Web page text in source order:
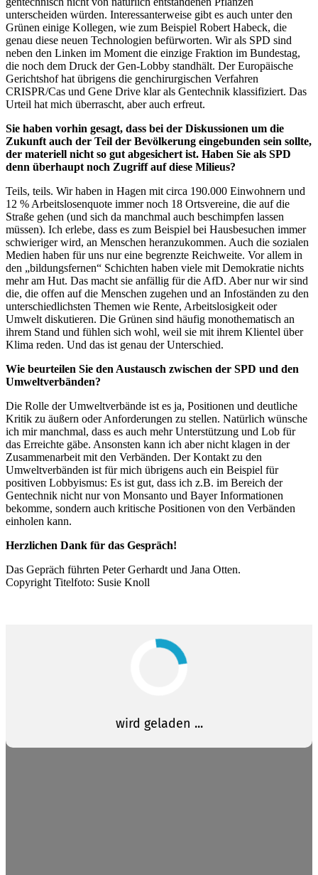
unterscheiden würden. Interessanterweise gibt es auch unter den
Grünen einige Kollegen, wie zum Beispiel Robert Habeck, die
genau diese neuen Technologien befürworten. Wir als SPD sind
neben den Linken im Moment die einzige Fraktion im Bundestag,
die noch dem Druck der Gen-Lobby standhält. Der Europäische
Gerichtshof hat übrigens die genchirurgischen Verfahren
CRISPR/Cas und Gene Drive klar als Gentechnik klassifiziert. Das
Urteil hat mich überrascht, aber auch erfreut.
Sie haben vorhin gesagt, dass bei der Diskussionen um die
Zukunft auch der Teil der Bevölkerung eingebunden sein sollte,
der materiell nicht so gut abgesichert ist. Haben Sie als SPD
denn überhaupt noch Zugriff auf diese Milieus?
Teils, teils. Wir haben in Hagen mit circa 190.000 Einwohnern und
12 % Arbeitslosenquote immer noch 18 Ortsvereine, die auf die
Straße gehen (und sich da manchmal auch beschimpfen lassen
müssen). Ich erlebe, dass es zum Beispiel bei Hausbesuchen immer
schwieriger wird, an Menschen heranzukommen. Auch die sozialen
Medien haben für uns nur eine begrenzte Reichweite. Vor allem in
den „bildungsfernen“ Schichten haben viele mit Demokratie nichts
mehr am Hut. Das macht sie anfällig für die AfD. Aber nur wir sind
die, die offen auf die Menschen zugehen und an Infoständen zu den
unterschiedlichsten Themen wie Rente, Arbeitslosigkeit oder
Umwelt diskutieren. Die Grünen sind häufig monothematisch an
ihrem Stand und fühlen sich wohl, weil sie mit ihrem Klientel über
Klima reden. Und das ist genau der Unterschied.
Wie beurteilen Sie den Austausch zwischen der SPD und den
Umweltverbänden?
Die Rolle der Umweltverbände ist es ja, Positionen und deutliche
Kritik zu äußern oder Anforderungen zu stellen. Natürlich wünsche
ich mir manchmal, dass es auch mehr Unterstützung und Lob für
das Erreichte gäbe. Ansonsten kann ich aber nicht klagen in der
Zusammenarbeit mit den Verbänden. Der Kontakt zu den
Umweltverbänden ist für mich übrigens auch ein Beispiel für
positiven Lobbyismus: Es ist gut, dass ich z.B. im Bereich der
Gentechnik nicht nur von Monsanto und Bayer Informationen
bekomme, sondern auch kritische Positionen von den Verbänden
einholen kann.
Herzlichen Dank für das Gespräch!
Das Gepräch führten Peter Gerhardt und Jana Otten.
Copyright Titelfoto: Susie Knoll